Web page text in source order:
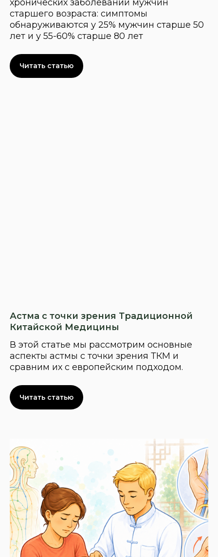
хронических заболеваний мужчин
старшего возраста: симптомы
обнаруживаются у 25% мужчин старше 50
лет и у 55-60% старше 80 лет
Читать статью
Астма с точки зрения Традиционной
Китайской Медицины
В этой статье мы рассмотрим основные
аспекты астмы с точки зрения ТКМ и
сравним их с европейским подходом.
Читать статью